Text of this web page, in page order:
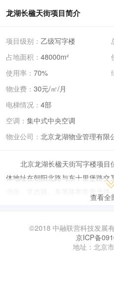
龙湖长楹天街项目简介
项目级别： 乙级写字楼
占地面积： 48000m²
使用率： 70%
物业费： 30元/㎡/月
电梯情况： 4部
空调： 集中式中央空调
物业公司： 北京龙湖物业管理有限
北京龙湖长楹天街写字楼项
体地址在朝阳北路与东十里堡路
业街、常吉路、东苇路和常营北路
写字楼由龙湖集团开发，其
为北京龙湖物业管理有限公司。该
查看全
©2018 中融联营科技发展
京ICP备
地址：北京